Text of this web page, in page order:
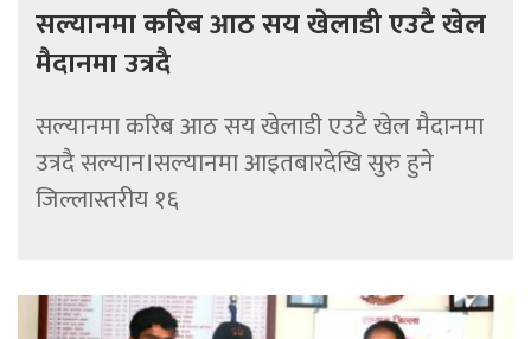
सल्यानमा करिब आठ सय खेलाडी एउटै खेल
मैदानमा उत्रदै
सल्यानमा करिब आठ सय खेलाडी एउटै खेल मैदानमा
उत्रदै सल्यान।सल्यानमा आइतबारदेखि सुरु हुने
जिल्लास्तरीय १६